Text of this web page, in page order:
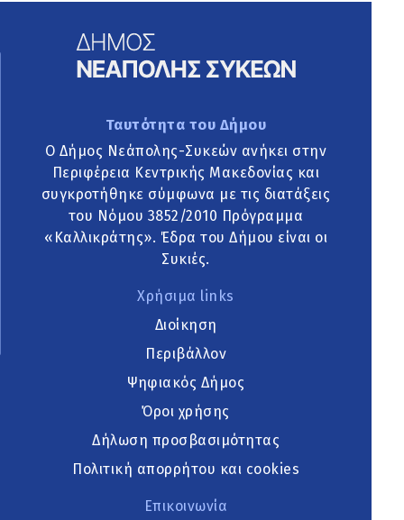
Ταυτότητα του Δήμου
Ο Δήμος Νεάπολης-Συκεών ανήκει στην
Περιφέρεια Κεντρικής Μακεδονίας και
συγκροτήθηκε σύμφωνα με τις διατάξεις
του Νόμου 3852/2010 Πρόγραμμα
«Καλλικράτης». Έδρα του Δήμου είναι οι
Συκιές.
Χρήσιμα links
Διοίκηση
Περιβάλλον
Ψηφιακός Δήμος
Όροι χρήσης
Δήλωση προσβασιμότητας
Πολιτική απορρήτου και cookies
Επικοινωνία